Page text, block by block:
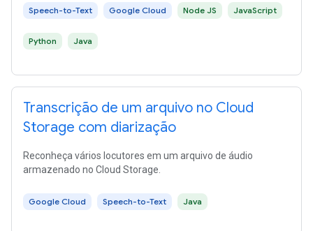
Speech-to-Text Google Cloud Node JS JavaScript
Python Java
Transcrição de um arquivo no Cloud
Storage com diarização
Reconheça vários locutores em um arquivo de áudio
armazenado no Cloud Storage.
Google Cloud Speech-to-Text Java